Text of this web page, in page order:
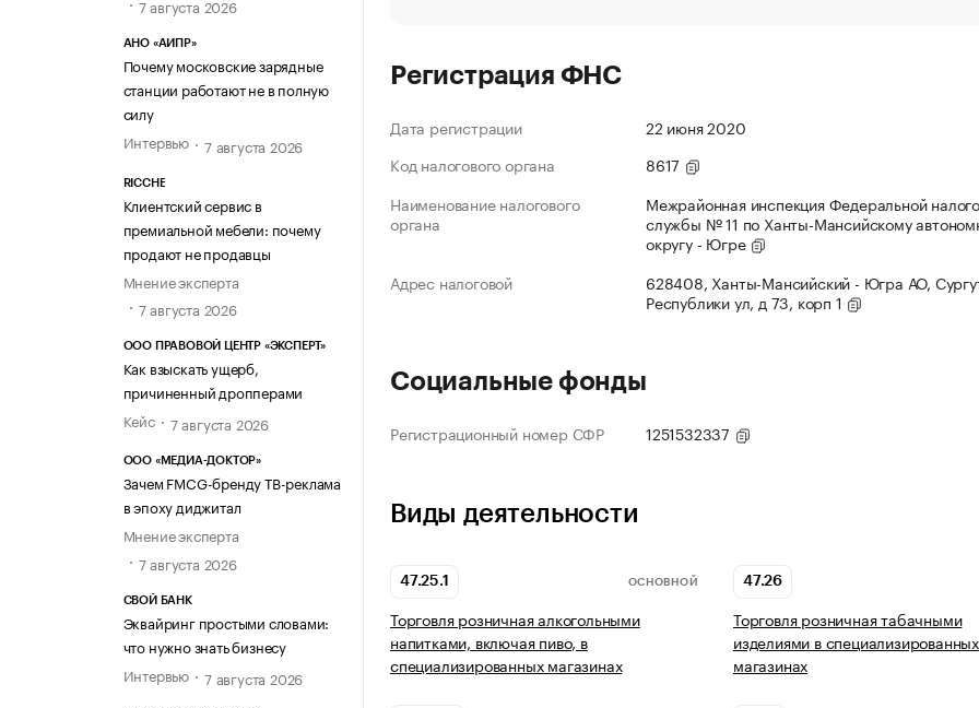
7 августа 2026
АНО «АИПР»
Почему московские зарядные
станции работают не в полную
силу
Интервью
7 августа 2026
RICCHE
Клиентский сервис в
премиальной мебели: почему
продают не продавцы
Мнение эксперта
7 августа 2026
ООО ПРАВОВОЙ ЦЕНТР «ЭКСПЕРТ»
Как взыскать ущерб,
причиненный дропперами
Кейс
7 августа 2026
ООО «МЕДИА-ДОКТОР»
Зачем FMCG-бренду ТВ-реклама
в эпоху диджитал
Мнение эксперта
7 августа 2026
СВОЙ БАНК
Эквайринг простыми словами:
что нужно знать бизнесу
Интервью
7 августа 2026
Регистрация ФНС
Дата регистрации
22 июня 2020
Код налогового органа
8617
Наименование налогового
органа
Межрайонная инспекция Федеральной
службы № 11 по Ханты-Мансийскому
округу - Югре
Адрес налоговой
628408, Ханты-Мансийский - Югра АО,
Республики ул, д 73, корп 1
Социальные фонды
Регистрационный номер СФР 1251532337
Виды деятельности
47.25.1 ОСНОВНОЙ
Торговля розничная алкогольными
напитками, включая пиво, в
специализированных магазинах
47.26
Торговля розничная табачными
изделиями в специализированных
магазинах